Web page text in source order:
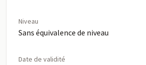
Niveau
Sans équivalence de niveau
Date de validité